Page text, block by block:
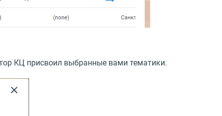
КЦ присвоил выбранные вами тематики.